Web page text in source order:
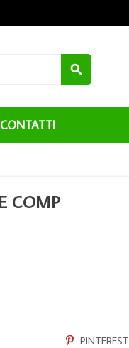

CONTATTI
COMP
PINTEREST